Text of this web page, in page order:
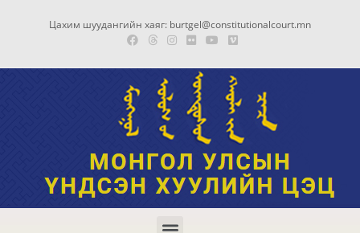
Цахим шуудангийн хаяг: burtgel@constitutionalcourt.mn